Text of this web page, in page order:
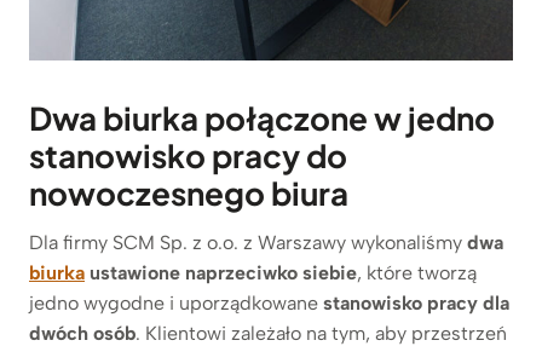
Dwa biurka połączone w jedno
stanowisko pracy do
nowoczesnego biura
Dla firmy SCM Sp. z o.o. z Warszawy wykonaliśmy dwa
biurka ustawione naprzeciwko siebie, które tworzą
jedno wygodne i uporządkowane stanowisko pracy dla
dwóch osób. Klientowi zależało na tym, aby przestrzeń